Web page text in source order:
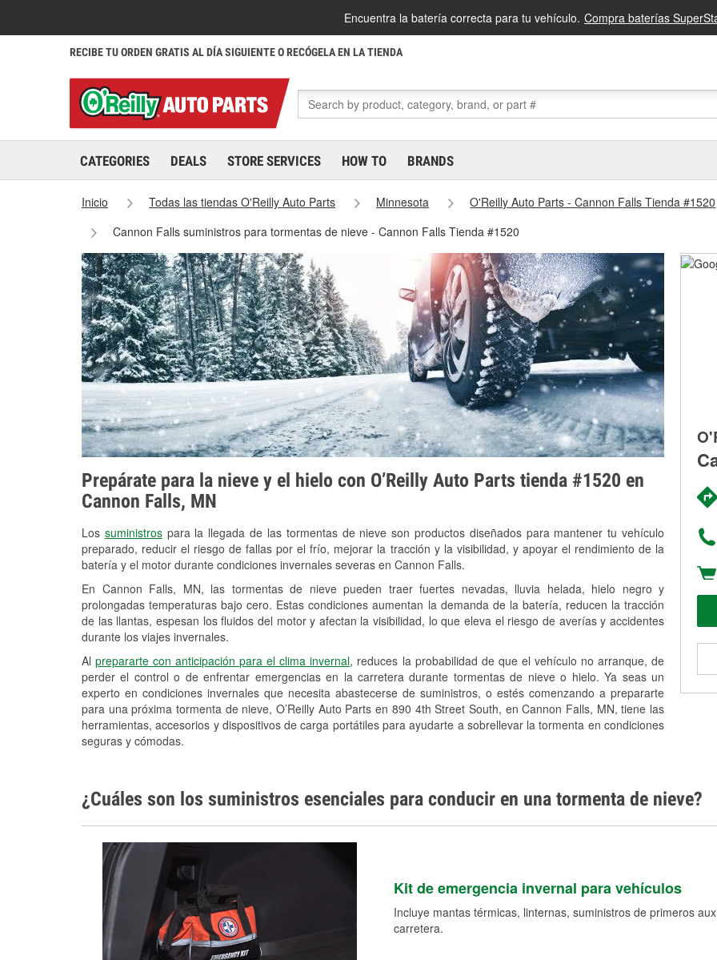
Encuentra la batería correcta para tu vehículo. Compra baterías
RECIBE TU ORDEN GRATIS AL DÍA SIGUIENTE O RECÓGELA EN LA TIENDA
CATEGORIES DEALS STORE SERVICES HOW TO BRANDS
Inicio Todas las tiendas O'Reilly Auto Parts Minnesota
O'Reilly Auto Parts - Cannon Falls Tienda #1520
Cannon Falls suministros para tormentas de nieve - Cannon Falls Tienda #1520
Prepárate para la nieve y el hielo con O’Reilly Auto Parts tienda #1520 en
Cannon Falls, MN
Los suministrospara la llegada de las tormentas de nieve son productos diseñados para mantener tu vehículo
preparado, reducir el riesgo de fallas por el frío, mejorar la tracción y la visibilidad, y apoyar el rendimiento de la
batería y el motor durante condiciones invernales severas en Cannon Falls.
En Cannon Falls, MN, las tormentas de nieve pueden traer fuertes nevadas, lluvia helada, hielo negro y
prolongadas temperaturas bajo cero. Estas condiciones aumentan la demanda de la batería, reducen la tracción
de las llantas, espesan los fluidos del motor y afectan la visibilidad, lo que eleva el riesgo de averías y accidentes
durante los viajes invernales.
Alprepararte con anticipación para el clima invernal, reduces la probabilidad de que el vehículo no arranque, de
perder el control o de enfrentar emergencias en la carretera durante tormentas de nieve o hielo. Ya seas un
experto en condiciones invernales que necesita abastecerse de suministros, o estés comenzando a prepararte
para una próxima tormenta de nieve, O’Reilly Auto Parts en 890 4th Street South, en Cannon Falls, MN, tiene las
herramientas, accesorios y dispositivos de carga portátiles para ayudarte a sobrellevar la tormenta en condiciones
seguras y cómodas.
¿Cuáles son los suministros esenciales para conducir en una tormenta de nieve?
Kit de emergencia invernal para vehículos
Incluye mantas térmicas, linternas, suministros de primeros
carretera.